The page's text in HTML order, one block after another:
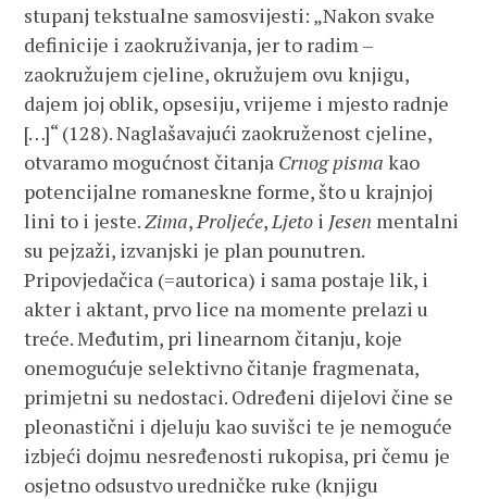
stupanj tekstualne samosvijesti: „Nakon svake
definicije i zaokruživanja, jer to radim –
zaokružujem cjeline, okružujem ovu knjigu,
dajem joj oblik, opsesiju, vrijeme i mjesto radnje
[…]“ (128). Naglašavajući zaokruženost cjeline,
otvaramo mogućnost čitanja Crnog pisma kao
potencijalne romaneskne forme, što u krajnjoj
lini to i jeste.Zima,Proljeće,Ljeto i Jesen mentalni
su pejzaži, izvanjski je plan pounutren.
Pripovjedačica (=autorica) i sama postaje lik, i
akter i aktant, prvo lice na momente prelazi u
treće. Međutim, pri linearnom čitanju, koje
onemogućuje selektivno čitanje fragmenata,
primjetni su nedostaci. Određeni dijelovi čine se
pleonastični i djeluju kao suvišci te je nemoguće
izbjeći dojmu nesređenosti rukopisa, pri čemu je
osjetno odsustvo uredničke ruke (knjigu